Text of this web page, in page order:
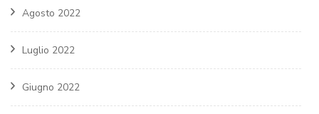
Agosto 2022
Luglio 2022
Giugno 2022